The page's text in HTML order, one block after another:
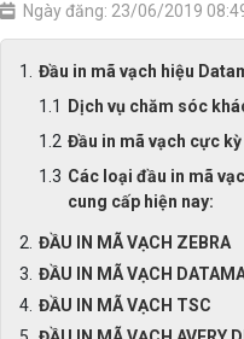
Ngày đăng: 23/06/2019
Đầu in mã vạch hiệu
Dịch vụ chăm sóc
Đầu in mã vạch cực
Các loại đầu in mã
cung cấp hiện nay:
ĐẦU IN MÃ VẠCH ZEBRA
ĐẦU IN MÃ VẠCH
ĐẦU IN MÃ VẠCH TSC